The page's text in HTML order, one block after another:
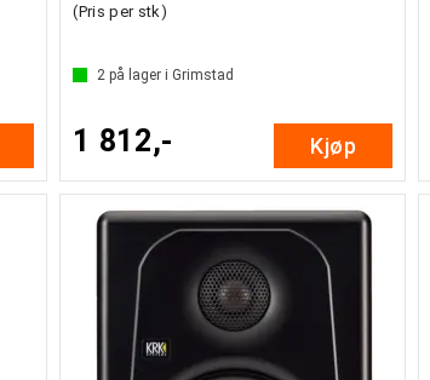
(Pris per stk)
2 på lager i Grimstad
1 812,- Kjøp